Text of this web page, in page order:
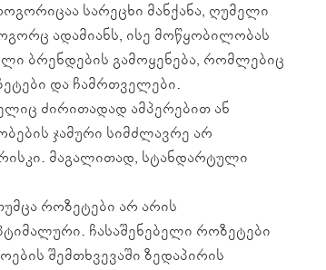
სარეცხი მანქანა, ღუმელი
ადამიანს, ისე მოწყობილობას
ბრენდების გამოყენება, რომლებიც
და ჩამრთველები.
ძირითადად ამპერებით ან
ჯამური სიმძლავრე არ
მაგალითად, სტანდარტული
როზეტები არ არის
ჩასაშენებელი როზეტები
შემთხვევაში ზედაპირის